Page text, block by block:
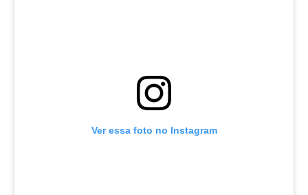
Ver essa foto no Instagram